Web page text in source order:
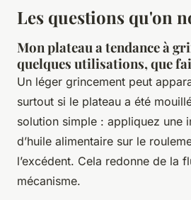
Les questions qu'on
Mon plateau a tendance à
quelques utilisations, que
Un léger grincement peut
surtout si le plateau a été
solution simple : appliquez une
d’huile alimentaire sur le
l’excédent. Cela redonne de la
mécanisme.